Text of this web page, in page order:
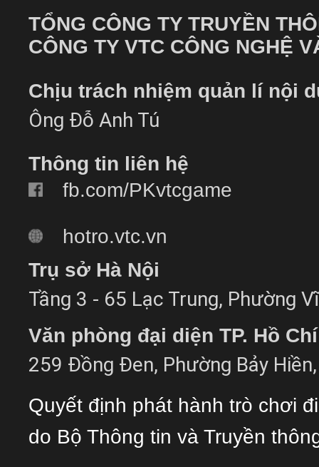
TỔNG CÔNG TY TRUYỀN
CÔNG TY VTC CÔNG NGHỆ
Chịu trách nhiệm quản lí nội
Ông Đỗ Anh Tú
Thông tin liên hệ
fb.com/PKvtcgame
hotro.vtc.vn
Trụ sở Hà Nội
Tầng 3 - 65 Lạc Trung, Phường
Văn phòng đại diện TP. Hồ
259 Đồng Đen, Phường Bảy
Quyết định phát hành trò chơi
do Bộ Thông tin và Truyền